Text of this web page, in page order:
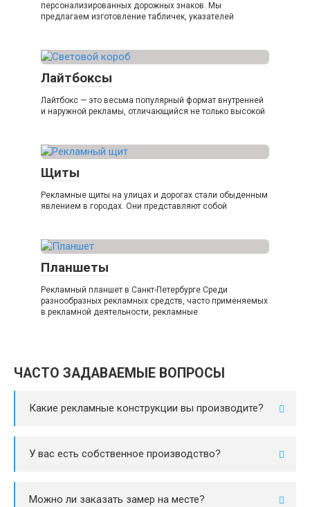
персонализированных дорожных знаков. Мы
предлагаем изготовление табличек, указателей
Лайтбоксы
Лайтбокс — это весьма популярный формат внутренней
и наружной рекламы, отличающийся не только высокой
Щиты
Рекламные щиты на улицах и дорогах стали обыденным
явлением в городах. Они представляют собой
Планшеты
Рекламный планшет в Санкт-Петербурге Среди
разнообразных рекламных средств, часто применяемых
в рекламной деятельности, рекламные
ЧАСТО ЗАДАВАЕМЫЕ ВОПРОСЫ
Какие рекламные конструкции вы производите?
У вас есть собственное производство?
Можно ли заказать замер на месте?